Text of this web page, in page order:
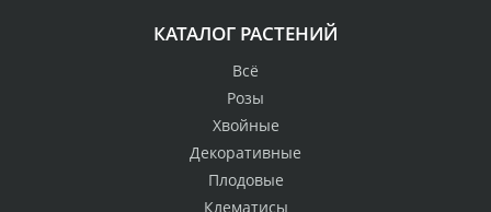
КАТАЛОГ РАСТЕНИЙ
Всё
Розы
Хвойные
Декоративные
Плодовые
Клематисы